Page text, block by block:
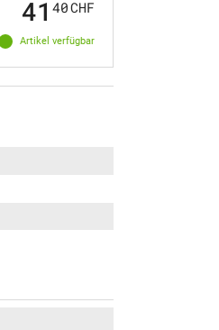
Artikel verfügbar
4140CHF